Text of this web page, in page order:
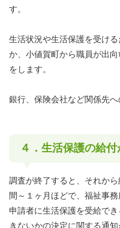
す。
生活状況や生活保護を受け
か、小値賀町から職員が出
をします。
銀行、保険会社など関係先へ
４．生活保護の給付
調査が終了すると、それから
間～１ヶ月ほどで、福祉事務
申請者に生活保護を受給で
きないかの決定に関する通知